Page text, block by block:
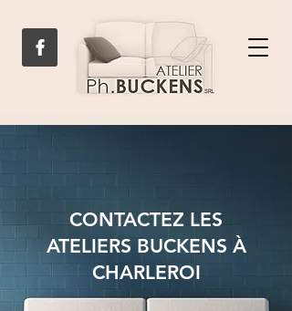
CONTACTEZ LES
ATELIERS BUCKENS À
CHARLEROI